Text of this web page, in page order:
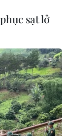
sạt lở